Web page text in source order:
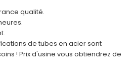
qualité.
de tubes en acier sont
! Prix d'usine vous obtiendrez de